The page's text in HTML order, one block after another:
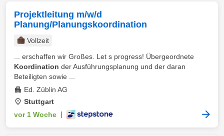
Projektleitung m/w/d
Planung/Planungskoordination
Vollzeit
... erschaffen wir Großes. Let s progress! Übergeordnete
Koordination der Ausführungsplanung und der daran
Beteiligten sowie ...
Ed. Züblin AG
Stuttgart
vor 1 Woche